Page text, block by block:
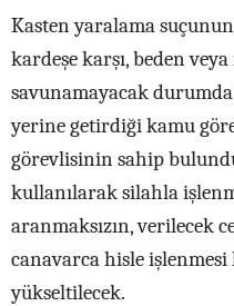
Kasten yaralama
kardeşe karşı, beden
savunamayacak
yerine getirdiği kamu
görevlisinin sahip
kullanılarak silahla
aranmaksızın, verilecek
canavarca hisle
yükseltilecek.